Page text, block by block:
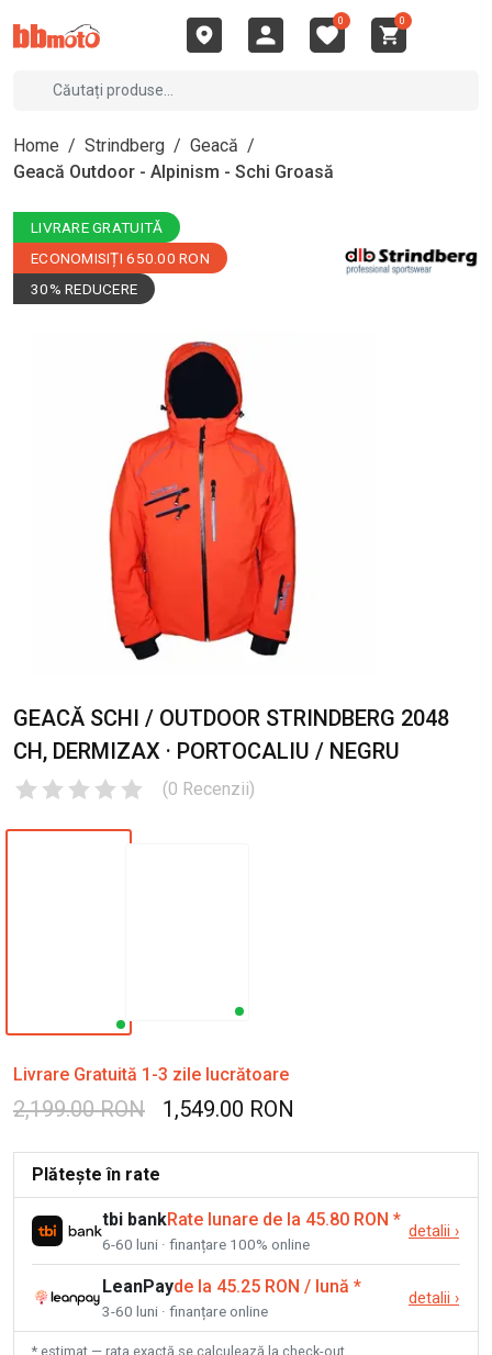
0 0
Home / Strindberg / Geacă /
Geacă Outdoor - Alpinism - Schi Groasă
LIVRARE GRATUITĂ
ECONOMISIȚI 650.00 RON
30% REDUCERE
GEACĂ SCHI / OUTDOOR STRINDBERG 2048
CH, DERMIZAX · PORTOCALIU / NEGRU
(0 Recenzii)
Livrare Gratuită 1-3 zile lucrătoare
2,199.00 RON 1,549.00 RON
Plătește în rate
tbi bankRate lunare de la 45.80 RON *
6-60 luni · finanțare 100% online
detalii ›
LeanPayde la 45.25 RON / lună *
3-60 luni · finanțare online
detalii ›
* estimat — rata exactă se calculează la check-out